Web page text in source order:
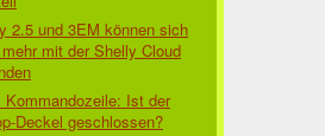
2.5 und 3EM können sich
mit der Shelly Cloud
Kommandozeile: Ist der
Deckel geschlossen?